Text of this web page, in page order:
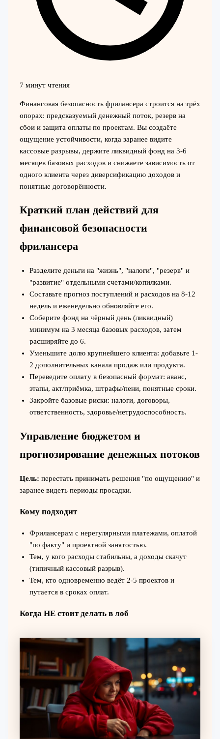
7 минут чтения
Финансовая безопасность фрилансера строится на трёх
опорах: предсказуемый денежный поток, резерв на
сбои и защита оплаты по проектам. Вы создаёте
ощущение устойчивости, когда заранее видите
кассовые разрывы, держите ликвидный фонд на 3-6
месяцев базовых расходов и снижаете зависимость от
одного клиента через диверсификацию доходов и
понятные договорённости.
Краткий план действий для
финансовой безопасности
фрилансера
Разделите деньги на "жизнь", "налоги", "резерв" и
"развитие" отдельными счетами/копилками.
Составьте прогноз поступлений и расходов на 8-12
недель и еженедельно обновляйте его.
Соберите фонд на чёрный день (ликвидный)
минимум на 3 месяца базовых расходов, затем
расширяйте до 6.
Уменьшите долю крупнейшего клиента: добавьте 1-
2 дополнительных канала продаж или продукта.
Переведите оплату в безопасный формат: аванс,
этапы, акт/приёмка, штрафы/пени, понятные сроки.
Закройте базовые риски: налоги, договоры,
ответственность, здоровье/нетрудоспособность.
Управление бюджетом и
прогнозирование денежных потоков
Цель: перестать принимать решения "по ощущению" и
заранее видеть периоды просадки.
Кому подходит
Фрилансерам с нерегулярными платежами, оплатой
"по факту" и проектной занятостью.
Тем, у кого расходы стабильны, а доходы скачут
(типичный кассовый разрыв).
Тем, кто одновременно ведёт 2-5 проектов и
путается в сроках оплат.
Когда НЕ стоит делать в лоб